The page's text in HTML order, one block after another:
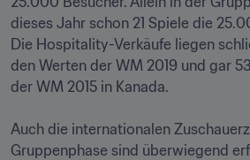
dieses Jahr schon 21 Spiele die
Die Hospitality-Verkäufe liegen
den Werten der WM 2019 und gar
der WM 2015 in Kanada.
Auch die internationalen
Gruppenphase sind überwiegend